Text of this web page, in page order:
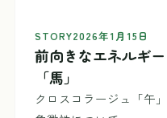
STORY2026年1月15日
前向きなエネルギ
「馬」
クロスコラージュ「午